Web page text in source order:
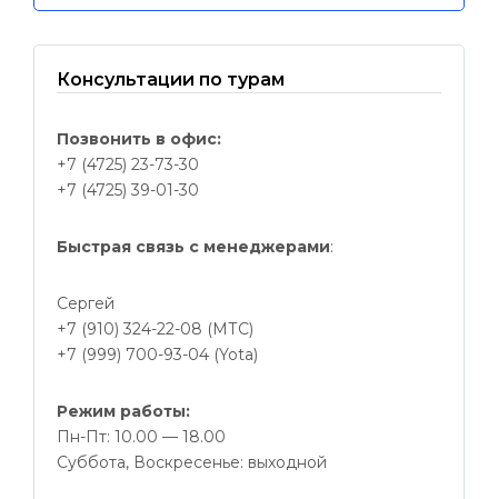
Консультации по турам
Позвонить в офис:
+7 (4725) 23-73-30
+7 (4725) 39-01-30
Быстрая связь с менеджерами:
Сергей
+7 (910) 324-22-08 (МТС)
+7 (999) 700-93-04 (Yota)
Режим работы:
Пн-Пт: 10.00 — 18.00
Суббота, Воскресенье: выходной